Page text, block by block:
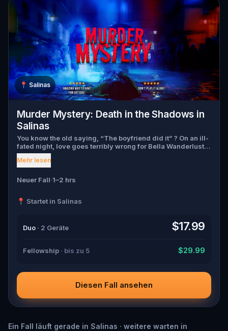
📍 Salinas
Murder Mystery: Death in the Shadows in
Salinas
You know the old saying, “The boyfriend did it” ? On an ill-
fated night, love goes terribly wrong for Bella Wanderlust
and Walter Bridges . Bella, a famous travel blogger, was
found dead during a ghost tour led by the theatrical Percy
Walter, the obsessed boyfriend? Percy, the ghost tour
suspects, and expose the real murderer before they strike
Mehr lesen
Neuer Fall·1–2 hrs
📍 Startet in Salinas
Duo · 2 Geräte $17.99
Fellowship · bis zu 5 $29.99
Diesen Fall ansehen
Ein Fall läuft gerade in Salinas · weitere warten in